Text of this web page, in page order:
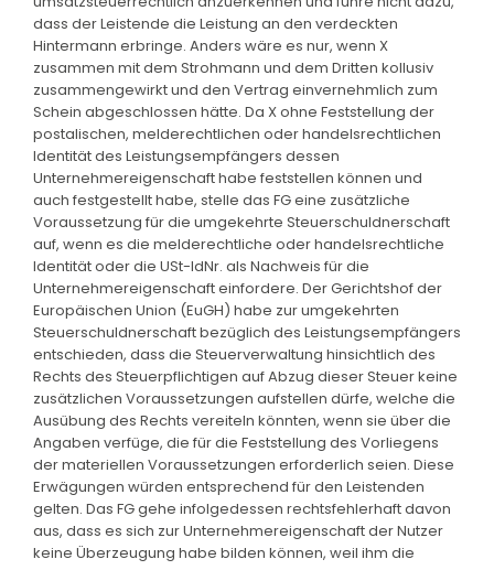
dass der Leistende die Leistung an den verdeckten
Hintermann erbringe. Anders wäre es nur, wenn X
zusammen mit dem Strohmann und dem Dritten kollusiv
zusammengewirkt und den Vertrag einvernehmlich zum
Schein abgeschlossen hätte. Da X ohne Feststellung der
postalischen, melderechtlichen oder handelsrechtlichen
Identität des Leistungsempfängers dessen
Unternehmereigenschaft habe feststellen können und
auch festgestellt habe, stelle das FG eine zusätzliche
Voraussetzung für die umgekehrte Steuerschuldnerschaft
auf, wenn es die melderechtliche oder handelsrechtliche
Identität oder die USt-IdNr. als Nachweis für die
Unternehmereigenschaft einfordere. Der Gerichtshof der
Europäischen Union (EuGH) habe zur umgekehrten
Steuerschuldnerschaft bezüglich des Leistungsempfängers
entschieden, dass die Steuerverwaltung hinsichtlich des
Rechts des Steuerpflichtigen auf Abzug dieser Steuer keine
zusätzlichen Voraussetzungen aufstellen dürfe, welche die
Ausübung des Rechts vereiteln könnten, wenn sie über die
Angaben verfüge, die für die Feststellung des Vorliegens
der materiellen Voraussetzungen erforderlich seien. Diese
Erwägungen würden entsprechend für den Leistenden
gelten. Das FG gehe infolgedessen rechtsfehlerhaft davon
aus, dass es sich zur Unternehmereigenschaft der Nutzer
keine Überzeugung habe bilden können, weil ihm die